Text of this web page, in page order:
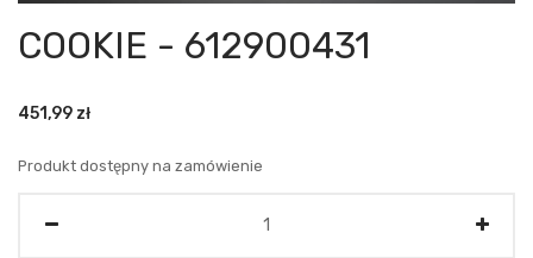
COOKIE - 612900431
451,99 zł
Produkt dostępny na zamówienie